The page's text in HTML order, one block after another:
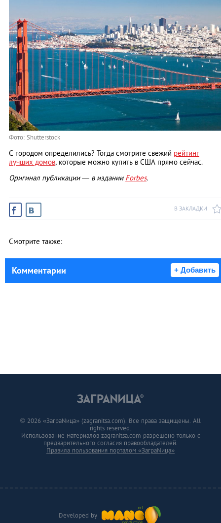
Фото: Shutterstock
С городом определились? Тогда смотрите свежий рейтинг
лучших домов, которые можно купить в США прямо сейчас.
Оригинал публикации — в издании Forbes.
В ЗАКЛАДКИ
Смотрите также:
Комментарии + Добавить
Developed by
© 2026 «ЗаграNица» (zagranitsa.com). Все права защищены. All
rights reserved.
Использование материалов zagranitsa.com разрешено только с
предварительного согласия правообладателей.
Правила пользования порталом «ЗаграNица»